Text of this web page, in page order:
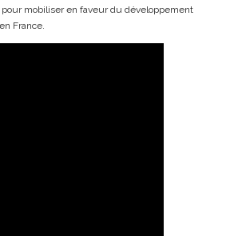
pour mobiliser en faveur du développement
France.